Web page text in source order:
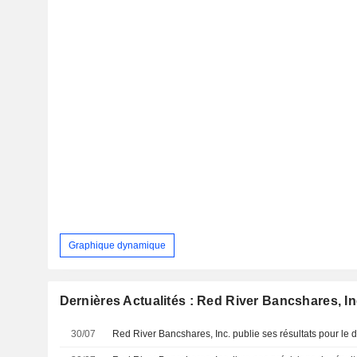
Graphique dynamique
Dernières Actualités : Red River Bancshares,
30/07